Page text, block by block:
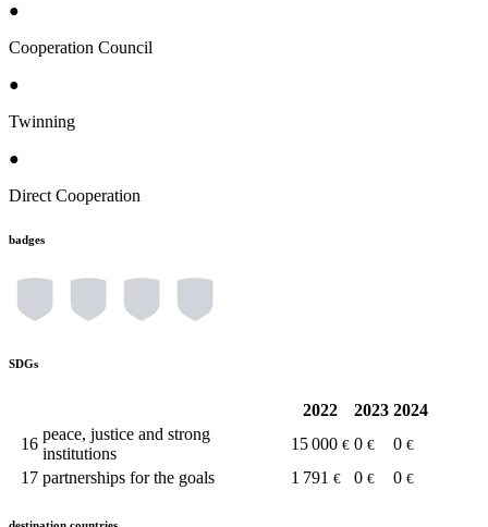
●
Cooperation Council
●
Twinning
●
Direct Cooperation
badges
SDGs
2022 2023 2024
16
peace, justice and strong
institutions
15 000 € 0 € 0 €
17 partnerships for the goals 1 791 € 0 € 0 €